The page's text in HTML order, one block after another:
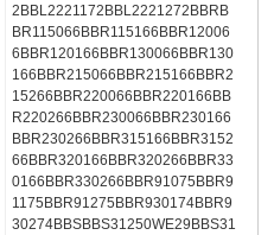
2BBL2221172BBL2221272BBRB
BR115066BBR115166BBR12006
6BBR120166BBR130066BBR130
166BBR215066BBR215166BBR2
15266BBR220066BBR220166BB
R220266BBR230066BBR230166
BBR230266BBR315166BBR3152
66BBR320166BBR320266BBR33
0166BBR330266BBR91075BBR9
1175BBR91275BBR930174BBR9
30274BBSBBS31250WE29BBS31